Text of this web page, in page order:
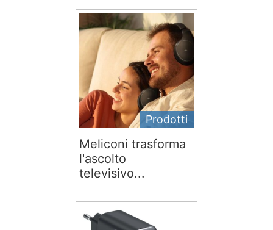
Prodotti
Meliconi trasforma
l'ascolto
televisivo...